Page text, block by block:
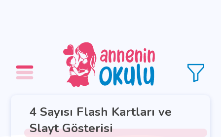
4 Sayısı Flash Kartları ve
Slayt Gösterisi